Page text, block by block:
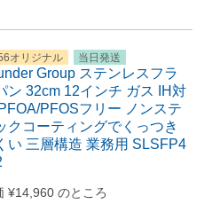
オリジナル 当日発送
Group ステンレスフラ
ン 32cm 12インチ ガス IH対
PFOSフリー ノンステ
クコーティングでくっつき
い 三層構造 業務用 SLSFP4
¥14,960 のところ